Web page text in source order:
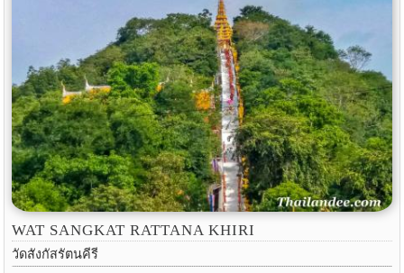
WAT SANGKAT RATTANA KHIRI
วัดสังกัสรัตนคีรี